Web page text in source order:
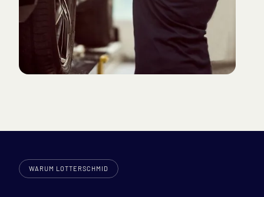
Unfallgutachten
WARUM LOTTERSCHMID